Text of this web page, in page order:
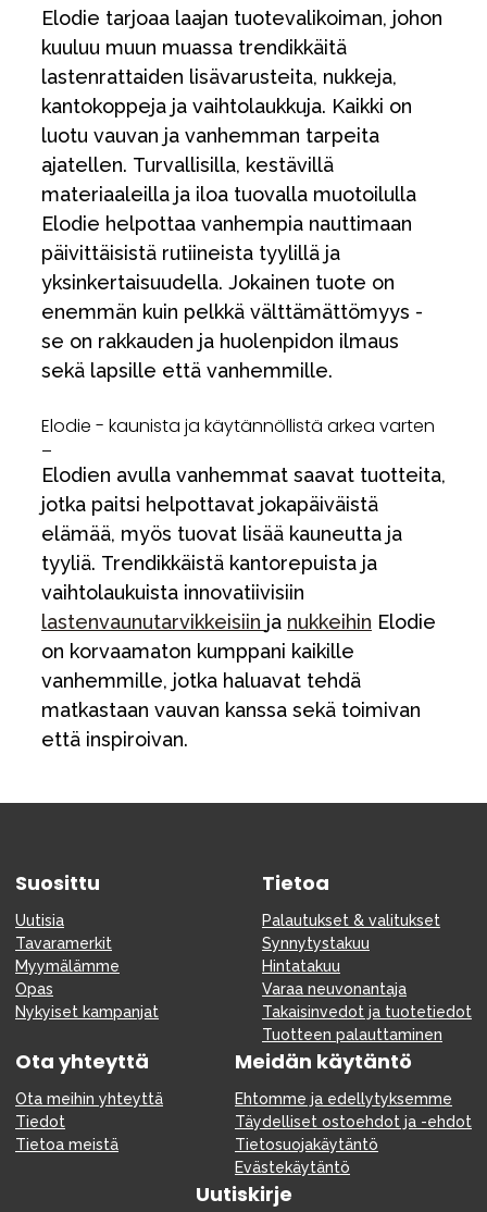
Elodie tarjoaa laajan tuotevalikoiman, johon
kuuluu muun muassa trendikkäitä
lastenrattaiden lisävarusteita, nukkeja,
kantokoppeja ja vaihtolaukkuja. Kaikki on
luotu vauvan ja vanhemman tarpeita
ajatellen. Turvallisilla, kestävillä
materiaaleilla ja iloa tuovalla muotoilulla
Elodie helpottaa vanhempia nauttimaan
päivittäisistä rutiineista tyylillä ja
yksinkertaisuudella. Jokainen tuote on
enemmän kuin pelkkä välttämättömyys -
se on rakkauden ja huolenpidon ilmaus
sekä lapsille että vanhemmille.
Elodie - kaunista ja käytännöllistä arkea varten
Elodien avulla vanhemmat saavat tuotteita,
jotka paitsi helpottavat jokapäiväistä
elämää, myös tuovat lisää kauneutta ja
tyyliä. Trendikkäistä kantorepuista ja
vaihtolaukuista innovatiivisiin
lastenvaunutarvikkeisiin ja nukkeihin Elodie
on korvaamaton kumppani kaikille
vanhemmille, jotka haluavat tehdä
matkastaan vauvan kanssa sekä toimivan
että inspiroivan.
Suosittu
Uutisia
Tavaramerkit
Myymälämme
Opas
Nykyiset kampanjat
Tietoa
Palautukset & valitukset
Synnytystakuu
Hintatakuu
Varaa neuvonantaja
Takaisinvedot ja tuotetiedot
Tuotteen palauttaminen
Ota yhteyttä
Ota meihin yhteyttä
Tiedot
Tietoa meistä
Meidän käytäntö
Ehtomme ja edellytyksemme
Täydelliset ostoehdot ja -ehdot
Tietosuojakäytäntö
Evästekäytäntö
Uutiskirje